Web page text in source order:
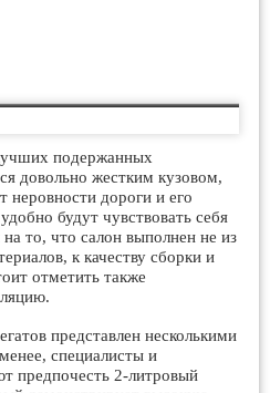
подержанных
довольно жестким кузовом,
неровности дороги и его
будут чувствовать себя
то, что салон выполнен не из
к качеству сборки и
отметить также
представлен несколькими
специалисты и
предпочесть 2-литровый